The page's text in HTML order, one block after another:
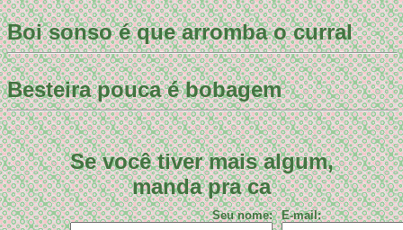
Boi sonso é que arromba o curral
Besteira pouca é bobagem
Se você tiver mais algum,
manda pra ca
Seu nome: E-mail: